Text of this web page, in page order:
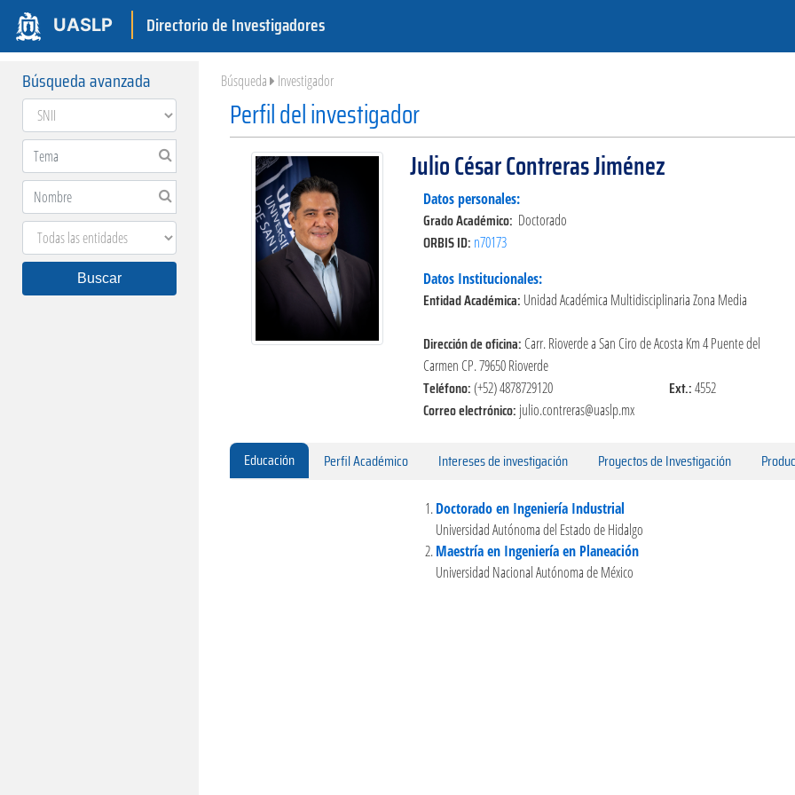
UASLP Directorio de Investigadores
Búsqueda avanzada
Buscar
Búsqueda Investigador
Perfil del investigador
Julio César Contreras Jiménez
Datos personales:
Grado Académico: Doctorado
ORBIS ID: n70173
Datos Institucionales:
Entidad Académica: Unidad Académica Multidisciplinaria Zona Media
Dirección de oficina: Carr. Rioverde a San Ciro de Acosta Km 4 Puente del
Carmen CP. 79650 Rioverde
Teléfono:(+52) 4878729120 Ext.:4552
Correo electrónico: julio.contreras@uaslp.mx
Educación Perfil Académico Intereses de investigación Proyectos de Investigación
Doctorado en Ingeniería Industrial
Universidad Autónoma del Estado de Hidalgo
Maestría en Ingeniería en Planeación
Universidad Nacional Autónoma de México